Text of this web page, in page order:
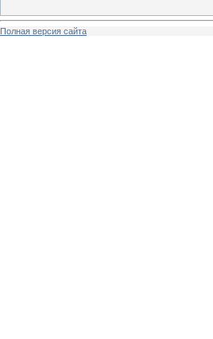
Полная версия сайта